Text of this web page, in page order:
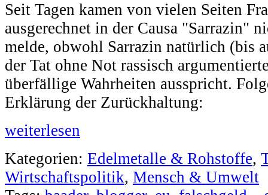
Seit Tagen kamen von vielen Seiten
ausgerechnet in der Causa "Sarrazin"
melde, obwohl Sarrazin natürlich (bis
der Tat ohne Not rassisch
überfällige Wahrheiten ausspricht.
Erklärung der Zurückhaltung:
weiterlesen
Kategorien: Edelmetalle & Rohstoffe,
Wirtschaftspolitik, Mensch & Umwelt